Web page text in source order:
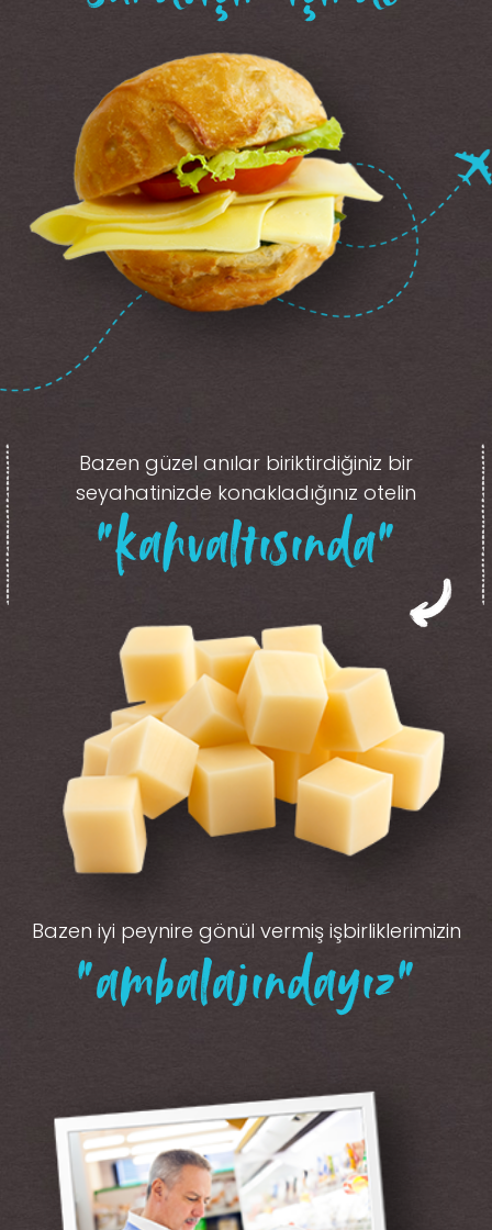
Bazen güzel anılar biriktirdiğiniz bir
seyahatinizde konakladığınız otelin
“kahvaltısında”
Bazen iyi peynire gönül vermiş işbirliklerimizin
“ambalajındayız”